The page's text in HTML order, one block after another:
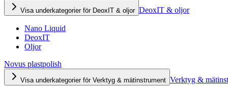
Visa underkategorier för DeoxIT & oljor DeoxIT & oljor
Nano Liquid
DeoxIT
Oljor
Novus plastpolish
Visa underkategorier för Verktyg & mätinstrument Verktyg &